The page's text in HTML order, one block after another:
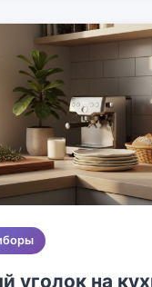
уголок на